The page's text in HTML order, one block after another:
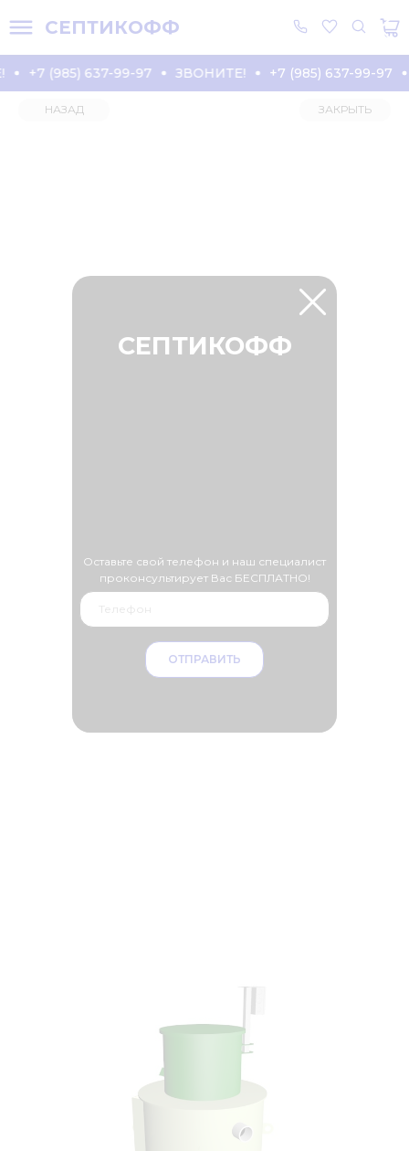
СЕПТИКОФФ
+7 (985) 637-99-97 ЗВОНИТЕ! +7 (985) 637-99-97
НАЗАД ЗАКРЫТЬ
ОТПРАВИТЬ
Оставьте свой телефон и наш специалист
проконсультирует Вас БЕСПЛАТНО!
СЕПТИКОФФ